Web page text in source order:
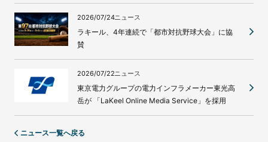
2026/07/24ニュース
ラキール、4年連続で「都市対抗野球大会」に協
賛
2026/07/22ニュース
東京電力グループの電力インフラメーカー東光高
岳が 「LaKeel Online Media Service」を採用
ニュース一覧へ戻る